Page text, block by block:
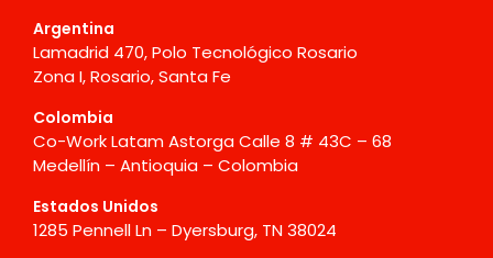
Argentina
Lamadrid 470, Polo Tecnológico Rosario
Zona I, Rosario, Santa Fe
Colombia
Co-Work Latam Astorga Calle 8 # 43C – 68
Medellín – Antioquia – Colombia
Estados Unidos
1285 Pennell Ln – Dyersburg, TN 38024